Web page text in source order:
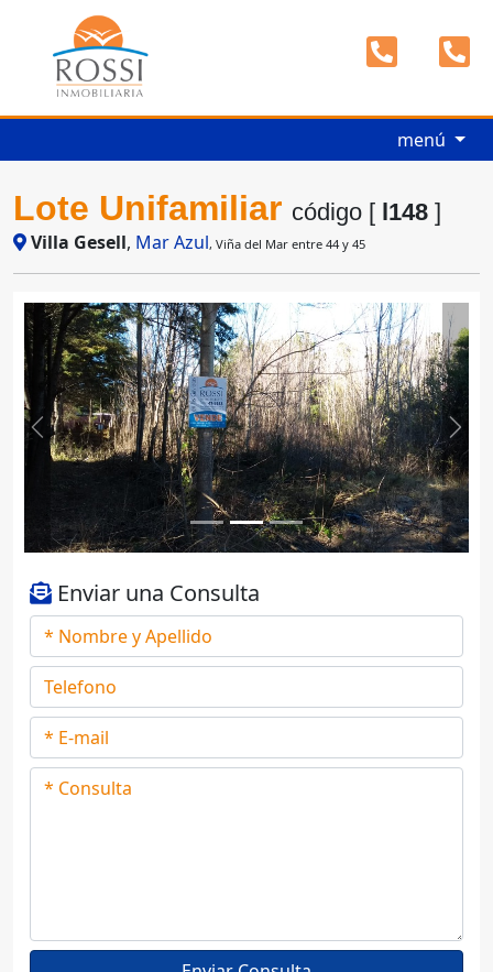
menú
Lote Unifamiliar código [ l148 ]
Villa Gesell, Mar Azul, Viña del Mar entre 44 y 45
Previous Next
Enviar una Consulta